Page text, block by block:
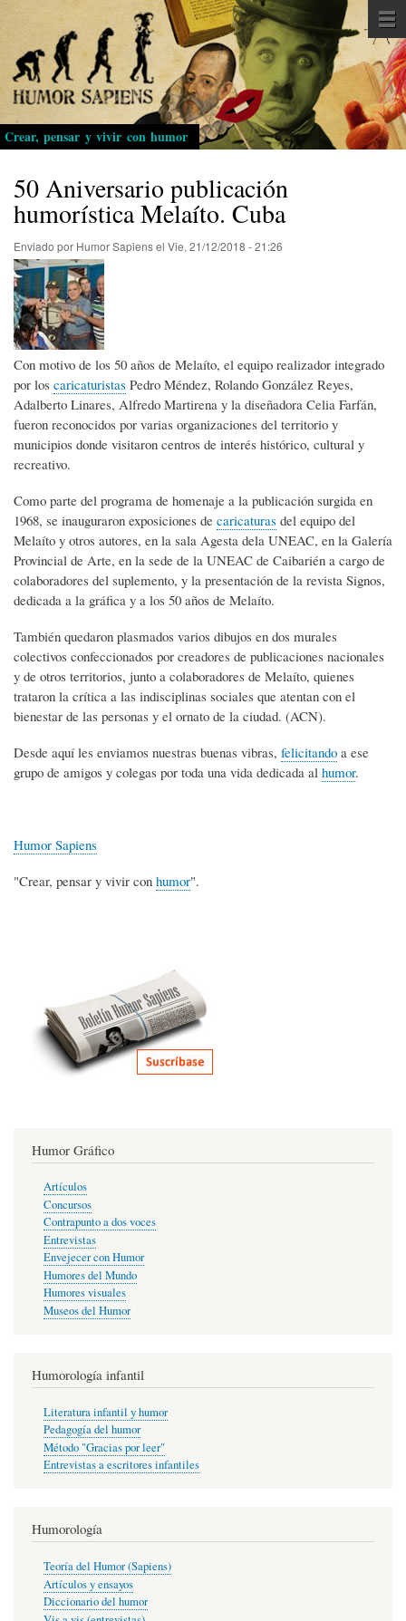
Pasar
al
contenido
principal
Crear, pensar y vivir con humor
50 Aniversario publicación
humorística Melaíto. Cuba
Enviado por Humor Sapiensel Vie, 21/12/2018 - 21:26
Con motivo de los 50 años de Melaíto, el equipo realizador integrado
por los caricaturistas Pedro Méndez, Rolando González Reyes,
Adalberto Linares, Alfredo Martirena y la diseñadora Celia Farfán,
fueron reconocidos por varias organizaciones del territorio y
municipios donde visitaron centros de interés histórico, cultural y
recreativo.
Como parte del programa de homenaje a la publicación surgida en
1968, se inauguraron exposiciones de caricaturas del equipo del
Melaíto y otros autores, en la sala Agesta dela UNEAC, en la Galería
Provincial de Arte, en la sede de la UNEAC de Caibarién a cargo de
colaboradores del suplemento, y la presentación de la revista Signos,
dedicada a la gráfica y a los 50 años de Melaíto.
También quedaron plasmados varios dibujos en dos murales
colectivos confeccionados por creadores de publicaciones nacionales
y de otros territorios, junto a colaboradores de Melaíto, quienes
trataron la crítica a las indisciplinas sociales que atentan con el
bienestar de las personas y el ornato de la ciudad. (ACN).
Desde aquí les enviamos nuestras buenas vibras, felicitando a ese
grupo de amigos y colegas por toda una vida dedicada al humor.
Humor Sapiens
"Crear, pensar y vivir con humor".
Humor Gráfico
Artículos
Concursos
Contrapunto a dos voces
Entrevistas
Envejecer con Humor
Humores del Mundo
Humores visuales
Museos del Humor
Humorología infantil
Literatura infantil y humor
Pedagogía del humor
Método "Gracias por leer"
Entrevistas a escritores infantiles
Humorología
Teoría del Humor (Sapiens)
Artículos y ensayos
Diccionario del humor